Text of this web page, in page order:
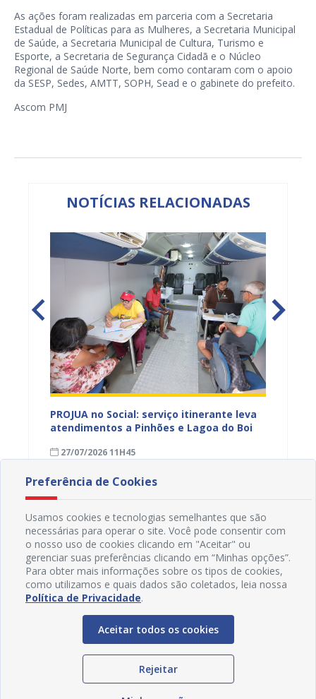
As ações foram realizadas em parceria com a Secretaria
Estadual de Políticas para as Mulheres, a Secretaria Municipal
de Saúde, a Secretaria Municipal de Cultura, Turismo e
Esporte, a Secretaria de Segurança Cidadã e o Núcleo
Regional de Saúde Norte, bem como contaram com o apoio
da SESP, Sedes, AMTT, SOPH, Sead e o gabinete do prefeito.
Ascom PMJ
NOTÍCIAS RELACIONADAS
PROJUA no Social: serviço itinerante leva
atendimentos a Pinhões e Lagoa do Boi
27/07/2026 11H45
Preferência de Cookies
Usamos cookies e tecnologias semelhantes que são
necessárias para operar o site. Você pode consentir com
o nosso uso de cookies clicando em "Aceitar" ou
gerenciar suas preferências clicando em “Minhas opções”.
Para obter mais informações sobre os tipos de cookies,
como utilizamos e quais dados são coletados, leia nossa
Política de Privacidade.
Aceitar todos os cookies
Rejeitar